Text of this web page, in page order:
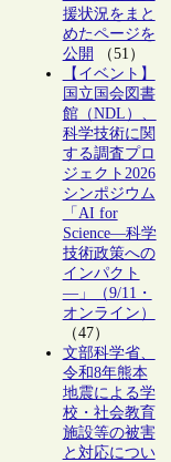
援状況をまと
めたページを
公開
（51）
【イベント】
国立国会図書
館（NDL）、
科学技術に関
する調査プロ
ジェクト2026
シンポジウム
「AI for
Science―科学
技術政策への
インパクト
―」（9/11・
オンライン）
（47）
文部科学省、
令和8年熊本
地震による学
校・社会教育
施設等の被害
と対応につい